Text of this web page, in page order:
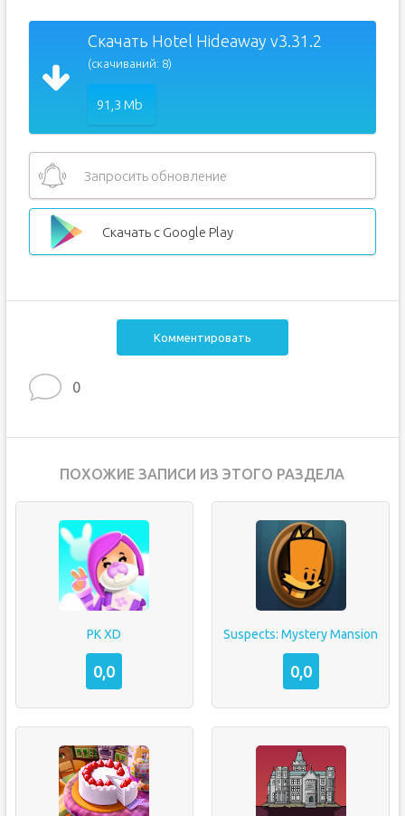
Скачать Hotel Hideaway v3.31.2
(скачиваний: 8)
91,3 Mb
Запросить обновление
Скачать с Google Play
Комментировать
0
ПОХОЖИЕ ЗАПИСИ ИЗ ЭТОГО РАЗДЕЛА
PK XD
0,0
Suspects: Mystery Mansion
0,0